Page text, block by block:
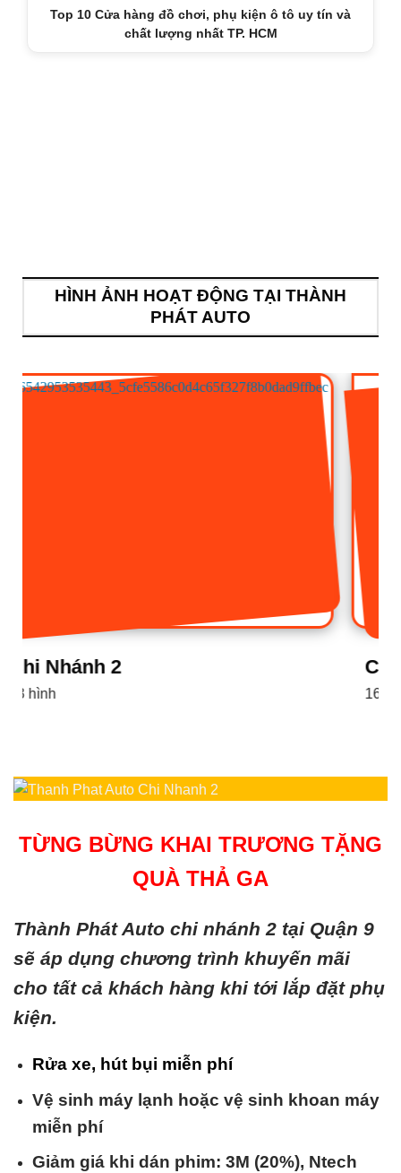
Top 10 Cửa hàng đồ chơi, phụ kiện ô tô uy tín và
chất lượng nhất TP. HCM
HÌNH ẢNH HOẠT ĐỘNG TẠI THÀNH
PHÁT AUTO
Chi Nhánh 1
16 hình
TỪNG BỪNG KHAI TRƯƠNG TẶNG
QUÀ THẢ GA
Thành Phát Auto chi nhánh 2 tại Quận 9
sẽ áp dụng chương trình khuyến mãi
cho tất cả khách hàng khi tới lắp đặt phụ
kiện.
Rửa xe, hút bụi miễn phí
Vệ sinh máy lạnh hoặc vệ sinh khoan máy
miễn phí
Giảm giá khi dán phim: 3M (20%), Ntech